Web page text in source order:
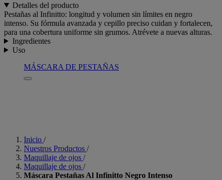
Detalles del producto
Pestañas al Infinitto: longitud y volumen sin límites en negro
intenso. Su fórmula avanzada y cepillo preciso cuidan y fortalecen,
para una cobertura uniforme sin grumos. Atrévete a nuevas alturas.
Ingredientes
Uso
MÁSCARA DE PESTAÑAS
Inicio /
Nuestros Productos /
Maquillaje de ojos /
Maquillaje de ojos /
Máscara Pestañas Al Infinitto Negro Intenso